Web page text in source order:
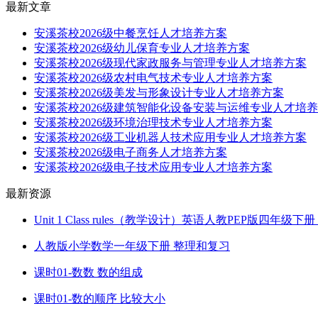
最新文章
安溪茶校2026级中餐烹饪人才培养方案
安溪茶校2026级幼儿保育专业人才培养方案
安溪茶校2026级现代家政服务与管理专业人才培养方案
安溪茶校2026级农村电气技术专业人才培养方案
安溪茶校2026级美发与形象设计专业人才培养方案
安溪茶校2026级建筑智能化设备安装与运维专业人才培
安溪茶校2026级环境治理技术专业人才培养方案
安溪茶校2026级工业机器人技术应用专业人才培养方案
安溪茶校2026级电子商务人才培养方案
安溪茶校2026级电子技术应用专业人才培养方案
最新资源
Unit 1 Class rules（教学设计）英语人教PEP版四年级下册
人教版小学数学一年级下册 整理和复习
课时01-数数 数的组成
课时01-数的顺序 比较大小